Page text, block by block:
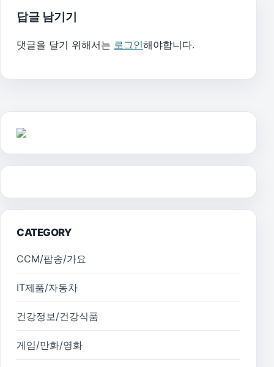
답글 남기기
댓글을 달기 위해서는 로그인해야합니다.
CATEGORY
CCM/팝송/가요
IT제품/자동차
건강정보/건강식품
게임/만화/영화